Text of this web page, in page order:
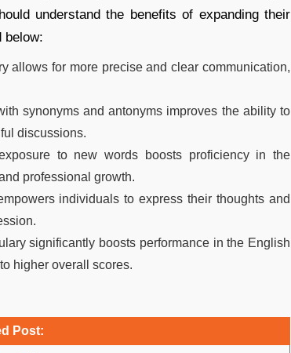
understand the benefits of expanding their
below:
allows for more precise and clear communication,
synonyms and antonyms improves the ability to
discussions.
to new words boosts proficiency in the
professional growth.
individuals to express their thoughts and
significantly boosts performance in the English
higher overall scores.
Post: